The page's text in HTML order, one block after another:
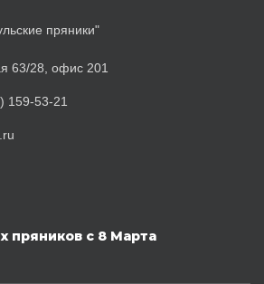
пряники"
63/28, офис 201
159-53-21
пряников с 8 Марта